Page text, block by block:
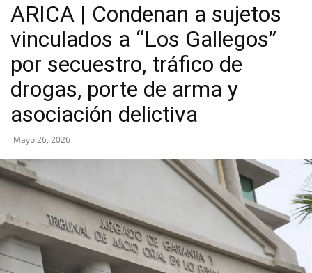
ARICA | Condenan a sujetos
vinculados a “Los Gallegos”
por secuestro, tráfico de
drogas, porte de arma y
asociación delictiva
Mayo 26, 2026